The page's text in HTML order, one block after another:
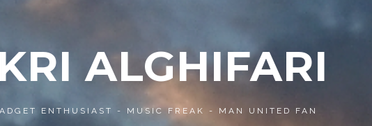
ALGHIFARI
ENTHUSIAST - MUSIC FREAK - MAN UNITED FAN